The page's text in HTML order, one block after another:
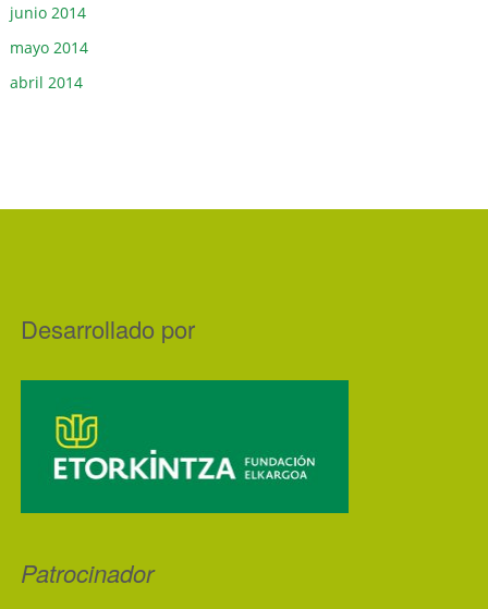
junio 2014
mayo 2014
abril 2014
Desarrollado por
Patrocinador